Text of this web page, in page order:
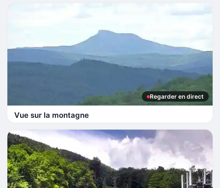
Regarder en direct
Vue sur la montagne